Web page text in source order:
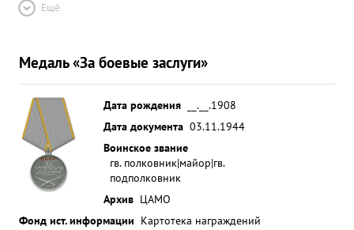
Ещё
Медаль «За боевые заслуги»
Дата рождения
__.__.1908
Дата документа 03.11.1944
Воинское звание
гв. полковник|майор|гв.
подполковник
Архив ЦАМО
Фонд ист. информации Картотека награждений